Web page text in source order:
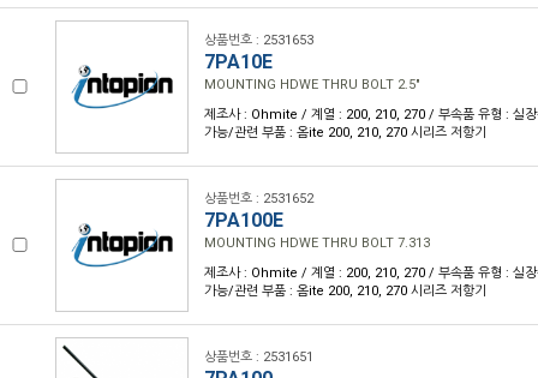
상품번호 : 2531653
7PA10E
MOUNTING HDWE THRU BOLT 2.5"
제조사 : Ohmite / 계열 : 200, 210, 270 / 부속품 유형 : 실
가능/관련 부품 : 옴ite 200, 210, 270 시리즈 저항기
상품번호 : 2531652
7PA100E
MOUNTING HDWE THRU BOLT 7.313
제조사 : Ohmite / 계열 : 200, 210, 270 / 부속품 유형 : 실
가능/관련 부품 : 옴ite 200, 210, 270 시리즈 저항기
상품번호 : 2531651